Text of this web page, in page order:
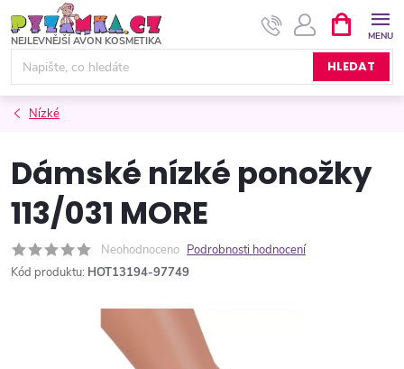
na
obsah
HLEDAT
NÁKUPNÍ
KOŠÍK
Nízké
Dámské nízké ponožky
113/031 MORE
Neohodnoceno Podrobnosti hodnocení
Kód produktu: HOT13194-97749